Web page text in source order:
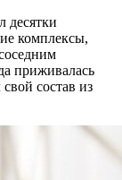
десятки
комплексы,
приживалась
состав из